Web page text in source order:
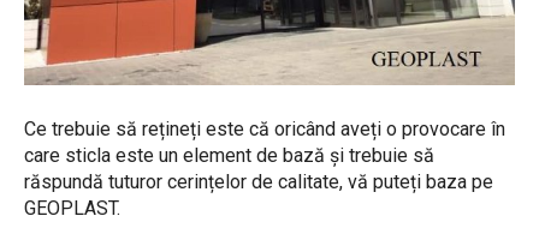
Ce trebuie să rețineți este că oricând aveți o provocare în
care sticla este un element de bază și trebuie să
răspundă tuturor cerințelor de calitate, vă puteți baza pe
GEOPLAST.